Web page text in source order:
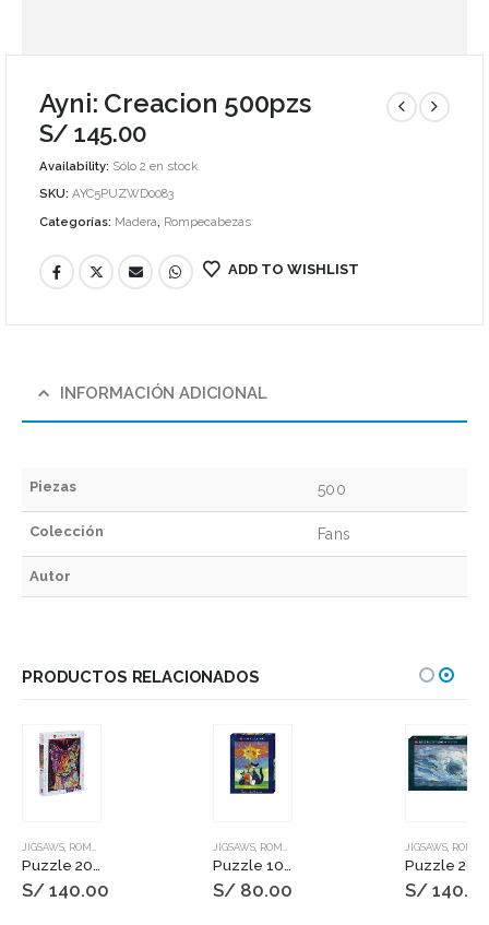
Ayni: Creacion 500pzs
S/ 145.00
Availability: Sólo 2 en stock
SKU: AYC5PUZWD0083
Categorías: Madera, Rompecabezas
ADD TO WISHLIST
INFORMACIÓN ADICIONAL
Piezas 500
Colección Fans
Autor
PRODUCTOS RELACIONADOS
JIGSAWS ROMPECABEZAS
S/ 140.00
JIGSAWS ROMPECABEZAS
S/ 80.00
JIGSAWS, ROMPECABEZAS
S/